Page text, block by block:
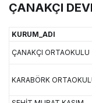
ÇANAKÇI
KURUM_ADI
ÇANAKÇI ORTAOKULU
KARABÖRK